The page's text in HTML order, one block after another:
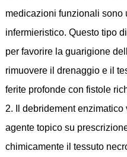
medicazioni funzionali sono
infermieristico. Questo tipo
per favorire la guarigione
rimuovere il drenaggio e il
ferite profonde con fistole
2. Il debridement
agente topico su
chimicamente il tessuto